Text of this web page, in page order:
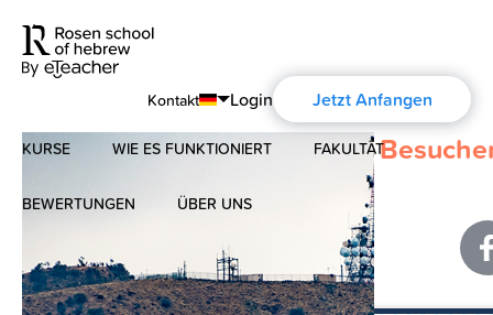
Kontakt
English
Português
Français
Login Jetzt Anfangen
KURSE
Modernes Hebräisch
Biblisches Hebräisch
WIE ES FUNKTIONIERT FAKULTÄT
BEWERTUNGEN ÜBER UNS
Über uns